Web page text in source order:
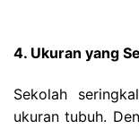
4. Ukuran yang
Sekolah
ukuran tubuh.